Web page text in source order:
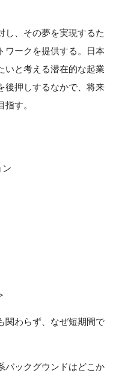
し、その夢を実現するた
ワークを提供する。日本
いと考える潜在的な起業
後押しするなかで、将来
す。
ン
関わらず、なぜ短期間で
バックグウンドはどこか